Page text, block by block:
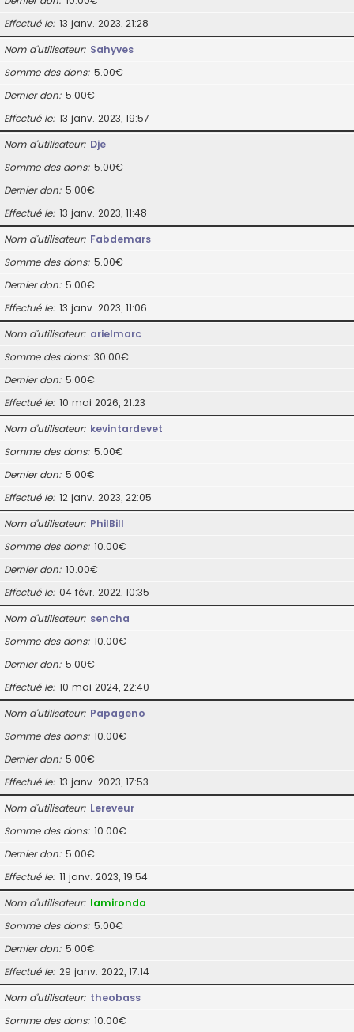
Effectué le 13 janv. 2023, 21:28
Nom d’utilisateur Sahyves
Somme des dons 5.00€
Dernier don 5.00€
Effectué le 13 janv. 2023, 19:57
Nom d’utilisateur Dje
Somme des dons 5.00€
Dernier don 5.00€
Effectué le 13 janv. 2023, 11:48
Nom d’utilisateur Fabdemars
Somme des dons 5.00€
Dernier don 5.00€
Effectué le 13 janv. 2023, 11:06
Nom d’utilisateur arielmarc
Somme des dons 30.00€
Dernier don 5.00€
Effectué le 10 mai 2026, 21:23
Nom d’utilisateur kevintardevet
Somme des dons 5.00€
Dernier don 5.00€
Effectué le 12 janv. 2023, 22:05
Nom d’utilisateur PhilBill
Somme des dons 10.00€
Dernier don 10.00€
Effectué le 04 févr. 2022, 10:35
Nom d’utilisateur sencha
Somme des dons 10.00€
Dernier don 5.00€
Effectué le 10 mai 2024, 22:40
Nom d’utilisateur Papageno
Somme des dons 10.00€
Dernier don 5.00€
Effectué le 13 janv. 2023, 17:53
Nom d’utilisateur Lereveur
Somme des dons 10.00€
Dernier don 5.00€
Effectué le 11 janv. 2023, 19:54
Nom d’utilisateur lamironda
Somme des dons 5.00€
Dernier don 5.00€
Effectué le 29 janv. 2022, 17:14
Nom d’utilisateur theobass
Somme des dons 10.00€